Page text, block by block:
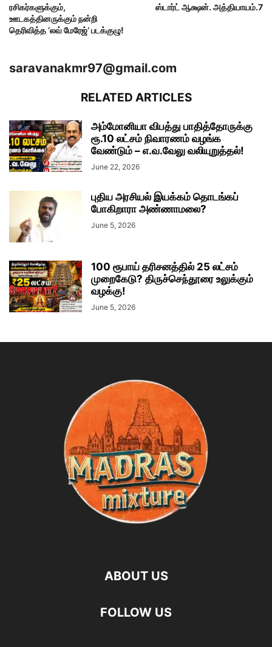
ரசிகர்களுக்கும்,
ஊடகத்தினருக்கும் நன்றி
தெரிவித்த ‘லவ் மேரேஜ்’ படக்குழு!
ஸ்டார்ட் ஆக்ஷன். அத்தியாயம்.7
saravanakmr97@gmail.com
RELATED ARTICLES
அம்மோனியா விபத்து பாதித்தோருக்கு
ரூ.10 லட்சம் நிவாரணம் வழங்க
வேண்டும் – எ.வ.வேலு வலியுறுத்தல்!
June 22, 2026
புதிய அரசியல் இயக்கம் தொடங்கப்
போகிறாரா அண்ணாமலை?
June 5, 2026
100 ரூபாய் தரிசனத்தில் 25 லட்சம்
முறைகேடு? திருச்செந்தூரை உலுக்கும்
வழக்கு!
June 5, 2026
ABOUT US
FOLLOW US